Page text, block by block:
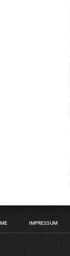
IMPRESSUM